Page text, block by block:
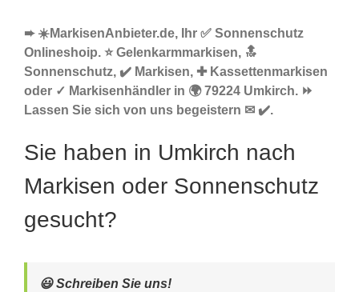
➨ ☀️MarkisenAnbieter.de, Ihr ✅ Sonnenschutz
Onlineshoip. ⭐ Gelenkarmmarkisen, 🔝
Sonnenschutz, ✔️ Markisen, ✚ Kassettenmarkisen
oder ✓ Markisenhändler in 🌍 79224 Umkirch. ⏩
Lassen Sie sich von uns begeistern ✉ ✔️.
Sie haben in Umkirch nach
Markisen oder Sonnenschutz
gesucht?
😃 Schreiben Sie uns!